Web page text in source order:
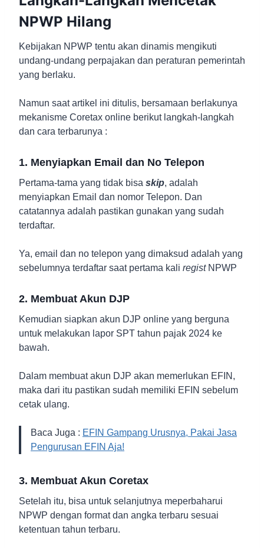
NPWP Hilang
Kebijakan NPWP tentu akan dinamis mengikuti
undang-undang perpajakan dan peraturan pemerintah
yang berlaku.
Namun saat artikel ini ditulis, bersamaan berlakunya
mekanisme Coretax online berikut langkah-langkah
dan cara terbarunya :
1. Menyiapkan Email dan No Telepon
Pertama-tama yang tidak bisa skip, adalah
menyiapkan Email dan nomor Telepon. Dan
catatannya adalah pastikan gunakan yang sudah
terdaftar.
Ya, email dan no telepon yang dimaksud adalah yang
sebelumnya terdaftar saat pertama kali registNPWP
2. Membuat Akun DJP
Kemudian siapkan akun DJP online yang berguna
untuk melakukan lapor SPT tahun pajak 2024 ke
bawah.
Dalam membuat akun DJP akan memerlukan EFIN,
maka dari itu pastikan sudah memiliki EFIN sebelum
cetak ulang.
Baca Juga : EFIN Gampang Urusnya, Pakai Jasa
Pengurusan EFIN Aja!
3. Membuat Akun Coretax
Setelah itu, bisa untuk selanjutnya meperbaharui
NPWP dengan format dan angka terbaru sesuai
ketentuan tahun terbaru.